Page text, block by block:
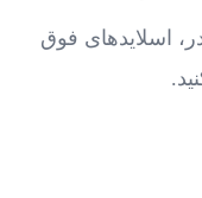
اسلایدهای فوق